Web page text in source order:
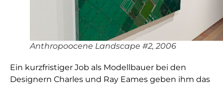
Anthropoocene Landscape #2, 2006
Ein kurzfristiger Job als Modellbauer bei den
Designern Charles und Ray Eames geben ihm das